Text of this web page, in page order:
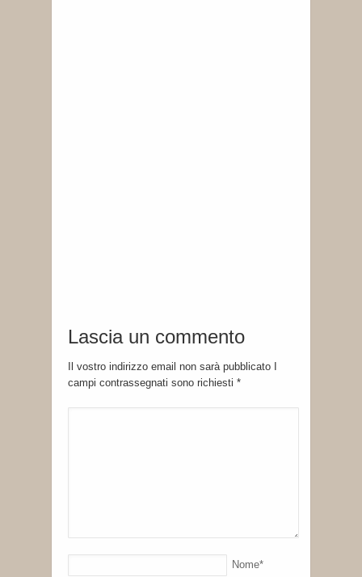
Lascia un commento
Il vostro indirizzo email non sarà pubblicato I
campi contrassegnati sono richiesti *
Nome*